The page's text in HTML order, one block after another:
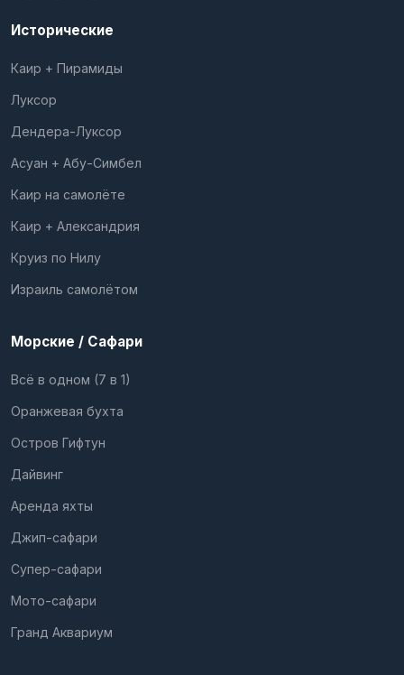
Исторические
Каир + Пирамиды
Луксор
Дендера-Луксор
Асуан + Абу-Симбел
Каир на самолёте
Каир + Александрия
Круиз по Нилу
Израиль самолётом
Морские / Сафари
Всё в одном (7 в 1)
Оранжевая бухта
Остров Гифтун
Дайвинг
Аренда яхты
Джип-сафари
Супер-сафари
Мото-сафари
Гранд Аквариум